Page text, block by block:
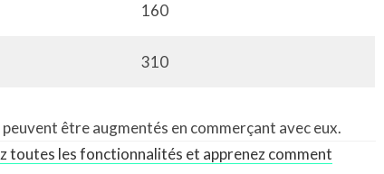
160
310
être augmentés en commerçant avec eux.
toutes les fonctionnalités et apprenez comment